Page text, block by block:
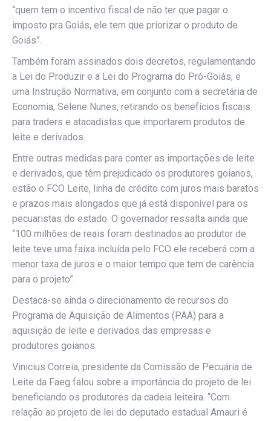
“quem tem o incentivo fiscal de não ter que pagar o
imposto pra Goiás, ele tem que priorizar o produto de
Goiás”.
Também foram assinados dois decretos, regulamentando
a Lei do Produzir e a Lei do Programa do Pró-Goiás, e
uma Instrução Normativa, em conjunto com a secretária de
Economia, Selene Nunes, retirando os benefícios fiscais
para traders e atacadistas que importarem produtos de
leite e derivados.
Entre outras medidas para conter as importações de leite
e derivados, que têm prejudicado os produtores goianos,
estão o FCO Leite, linha de crédito com juros mais baratos
e prazos mais alongados que já está disponível para os
pecuaristas do estado. O governador ressalta ainda que
“100 milhões de reais foram destinados ao produtor de
leite teve uma faixa incluída pelo FCO ele receberá com a
menor taxa de juros e o maior tempo que tem de carência
para o projeto”.
Destaca-se ainda o direcionamento de recursos do
Programa de Aquisição de Alimentos (PAA) para a
aquisição de leite e derivados das empresas e
produtores goianos.
Vinicius Correia, presidente da Comissão de Pecuária de
Leite da Faeg falou sobre a importância do projeto de lei
beneficiando os produtores da cadeia leiteira. “Com
relação ao projeto de lei do deputado estadual Amauri é